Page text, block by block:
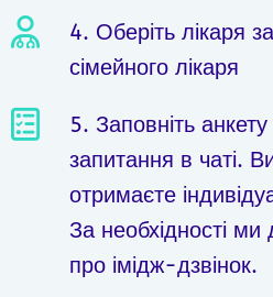
4. Оберіть лікаря
сімейного лікаря
5. Заповніть
запитання в чаті.
отримаєте
За необхідності
про імідж-дзвінок.